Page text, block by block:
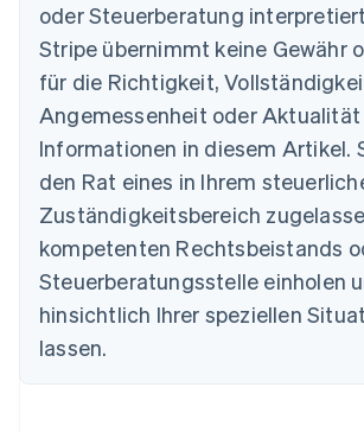
oder Steuerberatung
Stripe übernimmt keine Gewähr
für die Richtigkeit,
Angemessenheit oder
Informationen in diesem Artikel.
den Rat eines in Ihrem
Zuständigkeitsbereich
kompetenten Rechtsbeistands
Steuerberatungsstelle einholen
hinsichtlich Ihrer speziellen
lassen.
Australien
Belgien
NederlandsFrançais Deutsch English
Brasilien
Português English
Bulgarien
English
Dänemark
English
Deutschland
Deutsch English
Estland
English